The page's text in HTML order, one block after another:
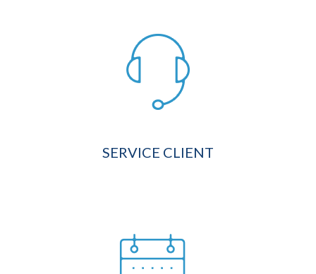
SERVICE CLIENT